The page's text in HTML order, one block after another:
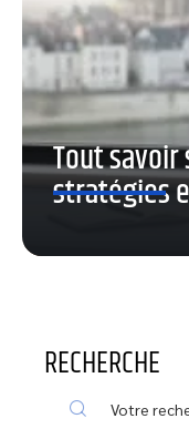
Tout savoir
stratégies
RECHERCHE